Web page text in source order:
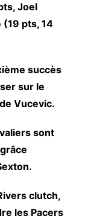
Joel
pts, 14
succès
sur le
Vucevic.
sont
clutch,
les Pacers